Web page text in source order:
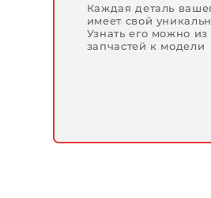
Каждая деталь
имеет свой
Узнать его можно из
запчастей к модели